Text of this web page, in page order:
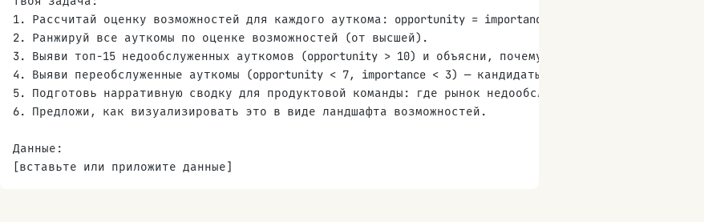
1. Рассчитай оценку возможностей для каждого ауткома: opportunity = importance + max(0, importance
2. Ранжируй все ауткомы по оценке возможностей (от высшей).
3. Выяви топ-15 недообслуженных ауткомов (opportunity > 10) и объясни, почему каждый представляет
4. Выяви переобслуженные ауткомы (opportunity < 7, importance < 3) — кандидаты на сокращение затрат
5. Подготовь нарративную сводку для продуктовой команды: где рынок недообслужен? Какие темы
6. Предложи, как визуализировать это в виде ландшафта возможностей.
Данные:
[вставьте или приложите данные]